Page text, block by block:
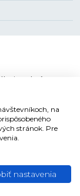
je plná
zdobené
stala
na
stránok. Pre
nastavenia